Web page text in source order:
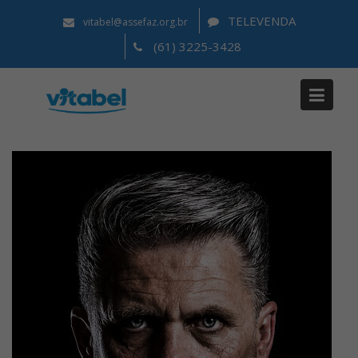
vitabel@assefaz.org.br
TELEVENDA
(61) 3225-3428
Seth Coleman